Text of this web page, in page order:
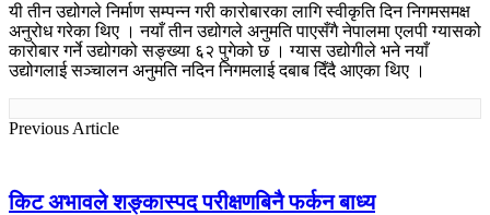
यी तीन उद्योगले निर्माण सम्पन्न गरी कारोबारका लागि स्वीकृति दिन निगमसमक्ष
अनुरोध गरेका थिए । नयाँ तीन उद्योगले अनुमति पाएसँगै नेपालमा एलपी ग्यासको
कारोबार गर्ने उद्योगको सङ्ख्या ६२ पुगेको छ । ग्यास उद्योगीले भने नयाँ
उद्योगलाई सञ्चालन अनुमति नदिन निगमलाई दबाब दिँदै आएका थिए ।
Previous Article
किट अभावले शङ्कास्पद परीक्षणबिनै फर्कन बाध्य